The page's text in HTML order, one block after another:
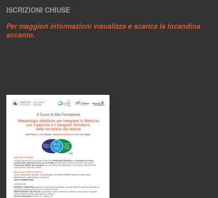
ISCRIZIONI CHIUSE
Per maggiori informazioni visualizza e scarica la locandina
accanto.